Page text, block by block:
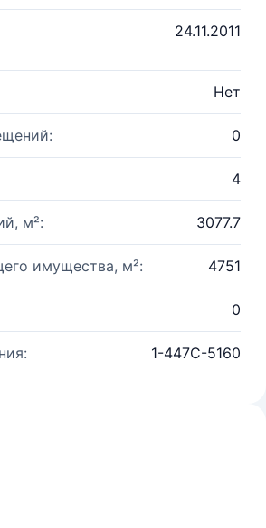
24.11.2011
Нет
0
4
м²: 3077.7
имущества, м²: 4751
0
1-447С-5160